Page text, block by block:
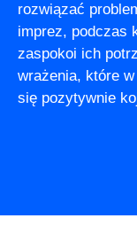
rozwiązać
imprez, podczas
zaspokoi ich
wrażenia, które
się pozytywnie